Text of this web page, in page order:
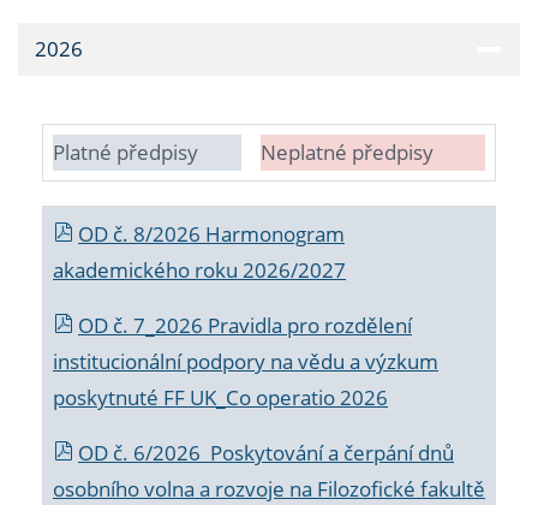
2026
Platné předpisy Neplatné předpisy
OD č. 8/2026 Harmonogram
akademického roku 2026/2027
OD č. 7_2026 Pravidla pro rozdělení
institucionální podpory na vědu a výzkum
poskytnuté FF UK_Co operatio 2026
OD č. 6/2026 Poskytování a čerpání dnů
osobního volna a rozvoje na Filozofické fakultě